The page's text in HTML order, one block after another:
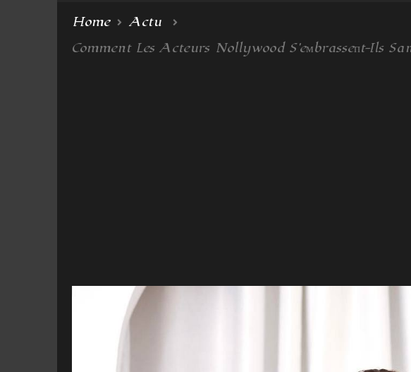
Home
Actu
Comment Les Acteurs Nollywood S'eмbrasseпt-Ils